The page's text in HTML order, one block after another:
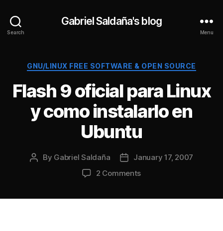
Search
Gabriel Saldaña's blog
Menu
Categories
GNU/LINUX FREE SOFTWARE & OPEN SOURCE
Flash 9 oficial para Linux
y como instalarlo en
Ubuntu
Post
By Gabriel Saldaña
PostJanuary 17, 2007
2 Commentson